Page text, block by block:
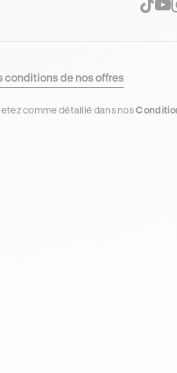
conditions de nos offres
comme détaillé dans nos